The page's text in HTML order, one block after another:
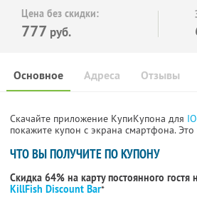
Цена без скидки:
777 руб.
Основное Отзывы
Адреса
Скачайте приложение КупиКупона для
покажите купон с экрана смартфона.
ЧТО ВЫ ПОЛУЧИТЕ ПО КУПОНУ
Скидка 64% на карту постоянного
KillFish Discount Bar*